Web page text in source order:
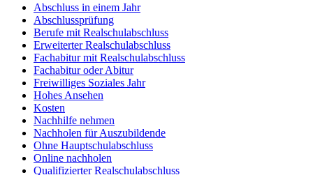
Abschluss in einem Jahr
Abschlussprüfung
Berufe mit Realschulabschluss
Erweiterter Realschulabschluss
Fachabitur mit Realschulabschluss
Fachabitur oder Abitur
Freiwilliges Soziales Jahr
Hohes Ansehen
Kosten
Nachhilfe nehmen
Nachholen für Auszubildende
Ohne Hauptschulabschluss
Online nachholen
Qualifizierter Realschulabschluss